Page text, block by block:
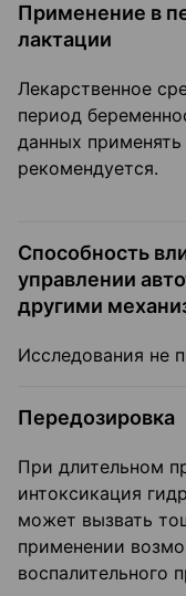
Применение в
лактации
Лекарственное
период
данных
рекомендуется.
Способность
управлении
другими
Исследования не
Передозировка
При длительном
интоксикация
может вызвать
применении
воспалительного